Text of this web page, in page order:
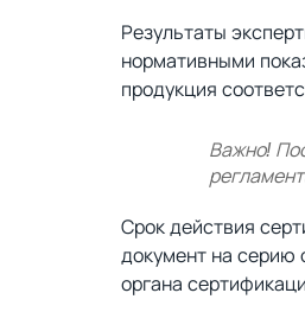
Результаты
нормативными
продукция
Важно!
Срок действия
документ на
органа